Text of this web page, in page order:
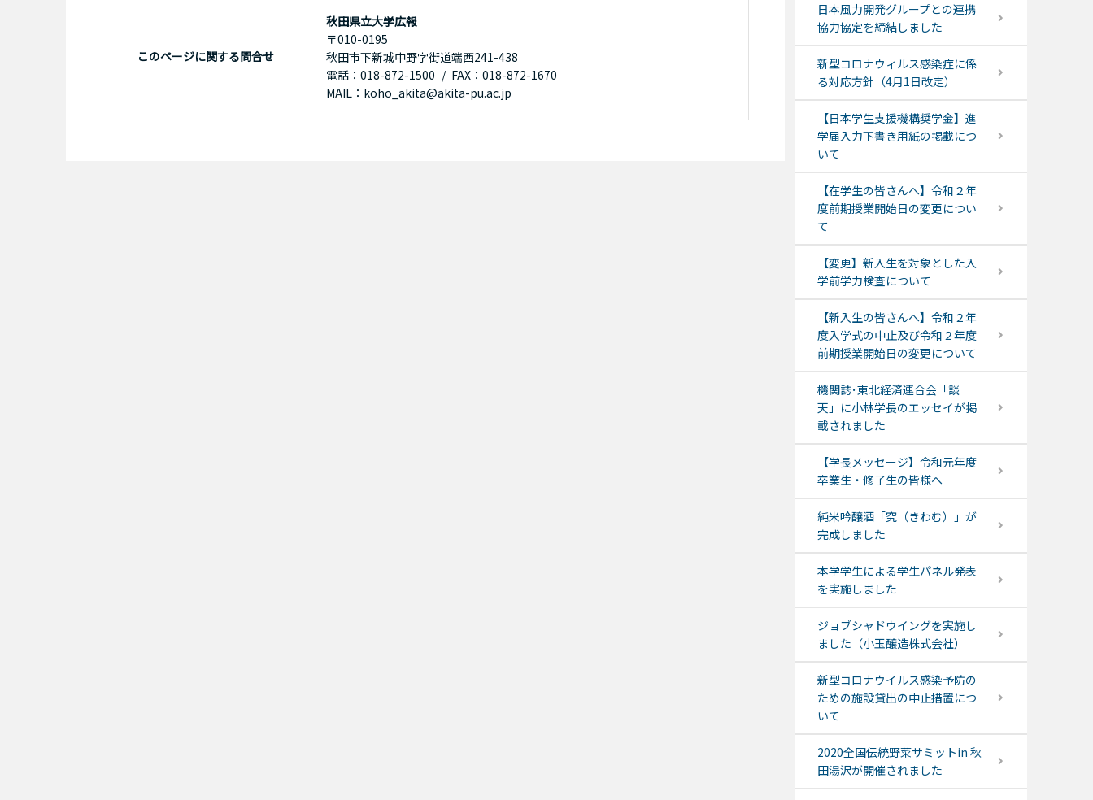
このページに関する問合せ
秋田県立大学広報
〒010-0195
秋田市下新城中野字街道端西241-438
電話：018-872-1500
FAX：018-872-1670
MAIL：koho_akita@akita-pu.ac.jp
日本風力開発グループとの連携
協力協定を締結しました
新型コロナウィルス感染症に係
る対応方針（4月1日改定）
【日本学生支援機構奨学金】進
学届入力下書き用紙の掲載につ
いて
【在学生の皆さんへ】令和２年
度前期授業開始日の変更につい
て
【変更】新入生を対象とした入
学前学力検査について
【新入生の皆さんへ】令和２年
度入学式の中止及び令和２年度
前期授業開始日の変更について
機関誌･東北経済連合会「談
天」に小林学長のエッセイが掲
載されました
【学長メッセージ】令和元年度
卒業生・修了生の皆様へ
純米吟醸酒「究（きわむ）」が
完成しました
本学学生による学生パネル発表
を実施しました
ジョブシャドウイングを実施し
ました（小玉醸造株式会社）
新型コロナウイルス感染予防の
ための施設貸出の中止措置につ
いて
2020全国伝統野菜サミットin 秋
田湯沢が開催されました